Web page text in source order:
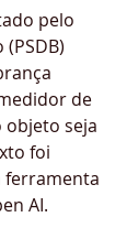
pelo
de
objeto seja
foi
AI.